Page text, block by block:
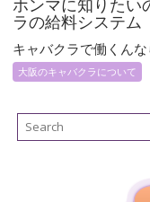
ホンマに知りたい
ラの給料システム
キャバクラで働くん
大阪のキャバクラについて